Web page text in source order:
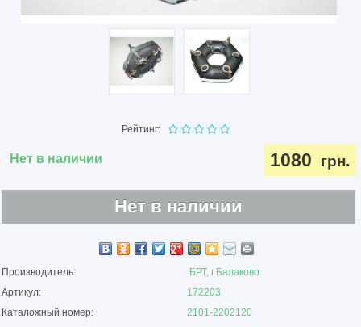
Рейтинг:
Нет в наличии 1080 грн.
Нет в наличии
Производитель:
БРТ, г.Балаково
Артикул:
172203
Каталожный номер:
2101-2202120